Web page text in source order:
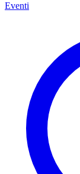
Eventi